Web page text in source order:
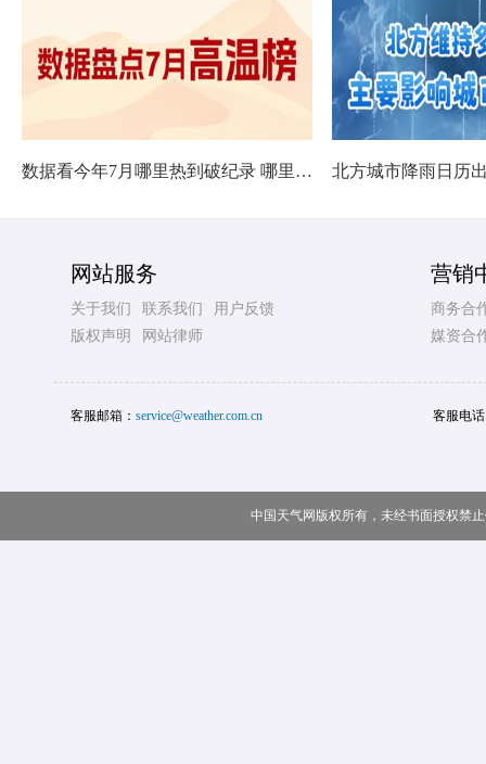
数据看今年7月哪里热到破纪录 哪里暑热连轴转
网站服务
关于我们 联系我们
用户反馈
版权声明
网站律师
营销
商务合
媒资合
客服邮箱： service@weather.com.cn 客服电
中国天气网版权所有，未经书面授权